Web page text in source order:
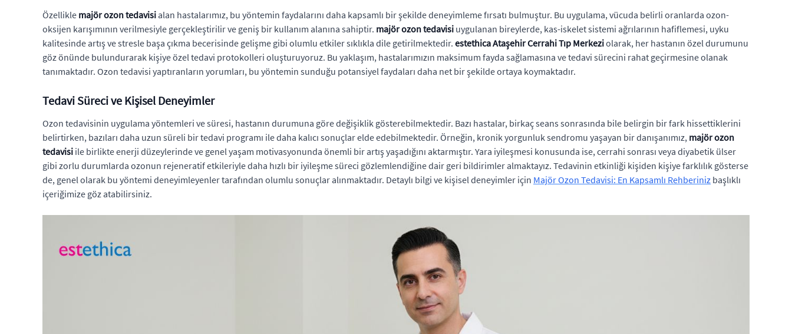
Özellikle majör ozon tedavisi alan hastalarımız, bu yöntemin faydalarını daha kapsamlı bir şekilde deneyimleme fırsatı bulmuştur. Bu uygulama, vücuda belirli oranlarda ozon-
oksijen karışımının verilmesiyle gerçekleştirilir ve geniş bir kullanım alanına sahiptir. majör ozon tedavisi uygulanan bireylerde, kas-iskelet sistemi ağrılarının hafiflemesi, uyku
kalitesinde artış ve stresle başa çıkma becerisinde gelişme gibi olumlu etkiler sıklıkla dile getirilmektedir. estethica Ataşehir Cerrahi Tıp Merkeziolarak, her hastanın özel durumunu
göz önünde bulundurarak kişiye özel tedavi protokolleri oluşturuyoruz. Bu yaklaşım, hastalarımızın maksimum fayda sağlamasına ve tedavi sürecini rahat geçirmesine olanak
tanımaktadır. Ozon tedavisi yaptıranların yorumları, bu yöntemin sunduğu potansiyel faydaları daha net bir şekilde ortaya koymaktadır.
Tedavi Süreci ve Kişisel Deneyimler
Ozon tedavisinin uygulama yöntemleri ve süresi, hastanın durumuna göre değişiklik gösterebilmektedir. Bazı hastalar, birkaç seans sonrasında bile belirgin bir fark hissettiklerini
belirtirken, bazıları daha uzun süreli bir tedavi programı ile daha kalıcı sonuçlar elde edebilmektedir. Örneğin, kronik yorgunluk sendromu yaşayan bir danışanımız, majör ozon
tedavisi ile birlikte enerji düzeylerinde ve genel yaşam motivasyonunda önemli bir artış yaşadığını aktarmıştır. Yara iyileşmesi konusunda ise, cerrahi sonrası veya diyabetik ülser
gibi zorlu durumlarda ozonun rejeneratif etkileriyle daha hızlı bir iyileşme süreci gözlemlendiğine dair geri bildirimler almaktayız. Tedavinin etkinliği kişiden kişiye farklılık gösterse
de, genel olarak bu yöntemi deneyimleyenler tarafından olumlu sonuçlar alınmaktadır. Detaylı bilgi ve kişisel deneyimler için Majör Ozon Tedavisi: En Kapsamlı Rehberiniz başlıklı
içeriğimize göz atabilirsiniz.